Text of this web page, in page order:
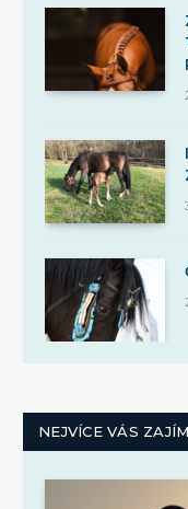
NEJVÍCE VÁS